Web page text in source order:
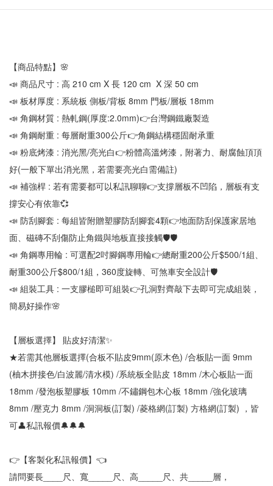
【商品特點】🌸
📣 商品尺寸 : 高 210 cm X 長 120 cm  X 深 50 cm
📣 板材厚度 : 系統板 側板/背板 8mm 門板/層板 18mm
📣 角鋼材質 : 熱軋鋼(厚度:2.0mm)👉台灣鋼鐵廠製造
📣 角鋼耐重 : 每層耐重300公斤👉角鋼結構穩固耐承重
📣 粉底烤漆 : 消光黑/亮光白👉粉體高溫烤漆，附著力、耐腐蝕頂頂
好(一般下單出消光黑，若需要亮光白需備註)
📣 補強桿 : 若有需要都可以私訊聊聊👉支撐層板不凹陷，層板有支
撐安心有依靠💞
📣 防刮腳套 : 每組皆附贈塑膠防刮腳套4顆👉地面防刮保護家居地
面、磁磚不刮傷防止角鐵與地板直接接觸🛡🛡
📣 角鋼專用輪 : 可選配2吋腳鋼專用輪👉總耐重200公斤$500/1組、
耐重300公斤$800/1組，360度旋轉、可煞車安全設計🛡
📣 組裝工具 : 一支膠槌即可組裝👉孔洞對齊敲下去即可完成組裝，
簡易好操作🌸
【層板選擇】 貼皮好清潔✨
★若需其他層板選擇(合板不貼皮9mm(原木色) /合板貼一面 9mm
(柚木拼接色/白波麗/清水模) /系統板全貼皮 18mm /木心板貼一面
18mm /發泡板塑膠板 10mm /不鏽鋼包木心板 18mm /強化玻璃
8mm /壓克力 8mm /洞洞板(訂製) /菱格網(訂製) 方格網(訂製) ，皆
可👤私訊報價🔔🔔🔔
👉【客製化私訊報價】👈
請問要長____尺、寬_____尺、高_____尺、共_____層，